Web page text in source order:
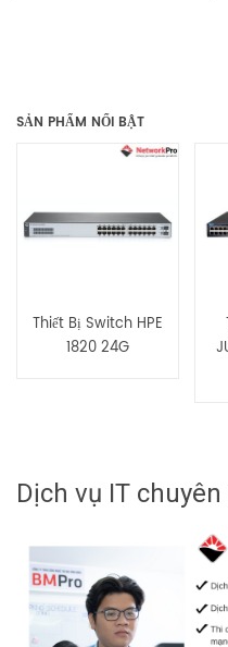
Hãy là người đầu tiên nhận
Ports 10/100/1000 PoE+
SẢN PHẨM NỔI BẬT
Thiết Bị Switch HPE
1820 24G
Dịch vụ IT